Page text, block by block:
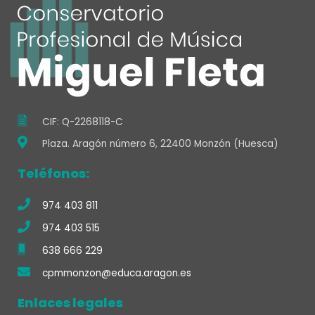
o
o
k
-
f
g
r
a
m
e
CIF: Q-2268118-C
Plaza. Aragón número 6, 22400 Monzón (Huesca)
Teléfonos:
974 403 811
974 403 515
638 666 229
cpmmonzon@educa.aragon.es
Enlaces legales